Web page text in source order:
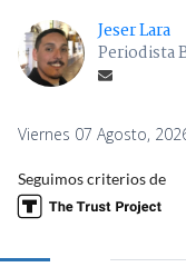
Jeser Lara
Periodista
Viernes 07 Agosto,
Seguimos criterios de